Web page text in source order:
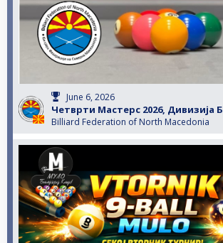
June 6, 2026
Четврти Мастерс 2026, Дивизија Б
Billiard Federation of North Macedonia